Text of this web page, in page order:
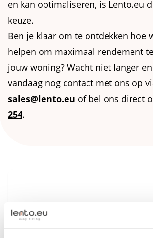
en kan optimaliseren, is Lento.eu
keuze.
Ben je klaar om te ontdekken hoe
helpen om maximaal rendement
jouw woning? Wacht niet langer
vandaag nog contact met ons op
sales@lento.eu of bel ons direct
254.